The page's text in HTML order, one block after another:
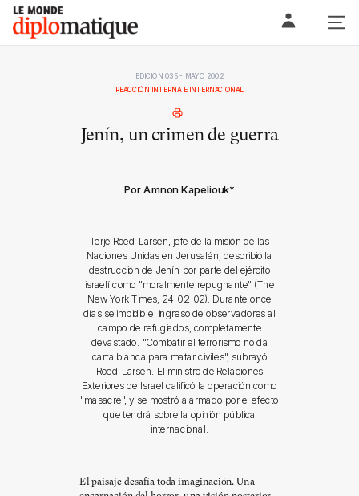
Skip
content
Le monde diplomatique
EDICIÓN 035 - MAYO 2002
REACCIÓN INTERNA E INTERNACIONAL
Jenín, un crimen de guerra
Por Amnon Kapeliouk*
Terje Roed-Larsen, jefe de la misión de las
Naciones Unidas en Jerusalén, describió la
destrucción de Jenín por parte del ejército
israelí como "moralmente repugnante" (The
New York Times, 24-02-02). Durante once
días se impidió el ingreso de observadores al
campo de refugiados, completamente
devastado. "Combatir el terrorismo no da
carta blanca para matar civiles", subrayó
Roed-Larsen. El ministro de Relaciones
Exteriores de Israel calificó la operación como
"masacre", y se mostró alarmado por el efecto
que tendrá sobre la opinión pública
internacional.
El paisaje desafía toda imaginación. Una